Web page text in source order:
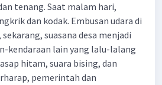
tenang. Saat malam hari,
dan kodak. Embusan udara di
suasana desa menjadi
kendaraan lain yang lalu-lalang
hitam, suara bising, dan
pemerintah dan